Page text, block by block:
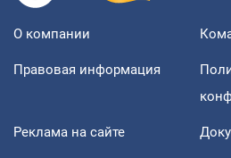
О компании
Правовая информация
Реклама на сайте